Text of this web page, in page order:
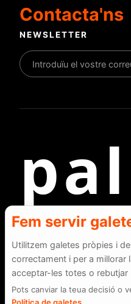
Contacta'ns
NEWSLETTER
Avís LegalPolítica de
Política
Fem servir
Utilitzem galetes pròpies i
correctament i per a millorar
acceptar-les totes o rebutjar
Pots canviar la teua decisió o